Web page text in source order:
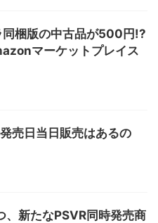
同梱版の中古品が500円!?
マーケットプレイス
売日当日販売はあるの
、新たなPSVR同時発売商